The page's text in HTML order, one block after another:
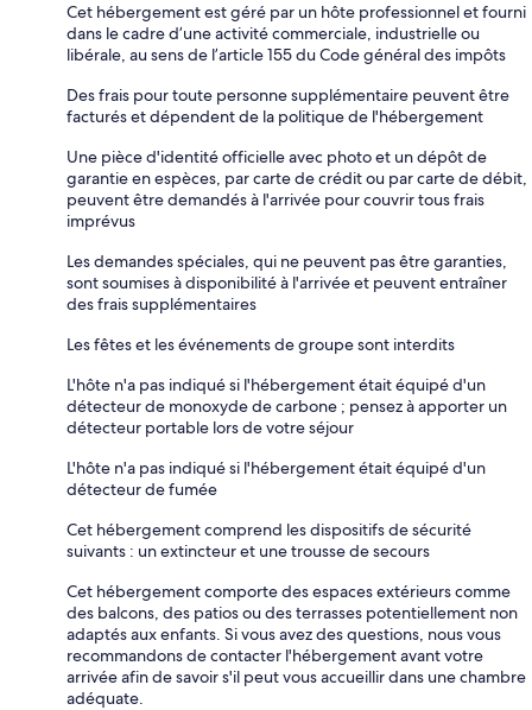
Cet hébergement est géré par un hôte professionnel et fourni
dans le cadre d’une activité commerciale, industrielle ou
libérale, au sens de l’article 155 du Code général des impôts
Des frais pour toute personne supplémentaire peuvent être
facturés et dépendent de la politique de l'hébergement
Une pièce d'identité officielle avec photo et un dépôt de
garantie en espèces, par carte de crédit ou par carte de débit,
peuvent être demandés à l'arrivée pour couvrir tous frais
imprévus
Les demandes spéciales, qui ne peuvent pas être garanties,
sont soumises à disponibilité à l'arrivée et peuvent entraîner
des frais supplémentaires
Les fêtes et les événements de groupe sont interdits
L'hôte n'a pas indiqué si l'hébergement était équipé d'un
détecteur de monoxyde de carbone ; pensez à apporter un
détecteur portable lors de votre séjour
L'hôte n'a pas indiqué si l'hébergement était équipé d'un
détecteur de fumée
Cet hébergement comprend les dispositifs de sécurité
suivants : un extincteur et une trousse de secours
Cet hébergement comporte des espaces extérieurs comme
des balcons, des patios ou des terrasses potentiellement non
adaptés aux enfants. Si vous avez des questions, nous vous
recommandons de contacter l'hébergement avant votre
arrivée afin de savoir s'il peut vous accueillir dans une chambre
adéquate.